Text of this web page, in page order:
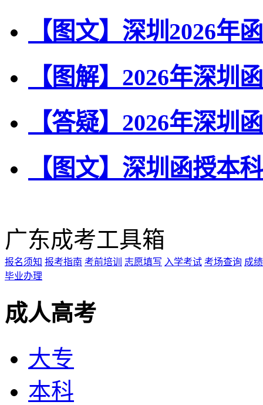
【图文】深圳2026年
【图解】2026年深圳
【答疑】2026年深圳
【图文】深圳函授本
广东成考工具箱
报名须知 报考指南 考前培训 志愿填写 入学考试 考场查询 成
毕业办理
成人高考
大专
本科